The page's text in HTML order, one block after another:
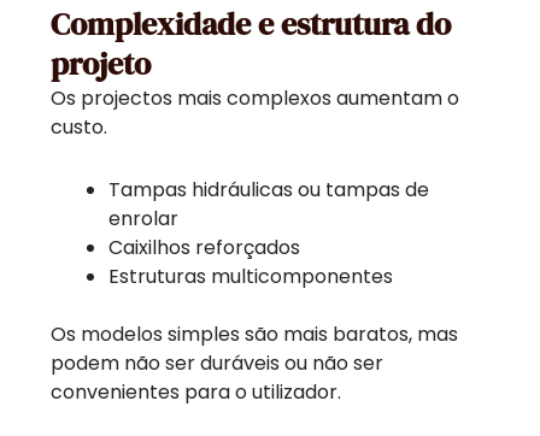
Complexidade e estrutura do
projeto
Os projectos mais complexos aumentam o
custo.
Tampas hidráulicas ou tampas de
enrolar
Caixilhos reforçados
Estruturas multicomponentes
Os modelos simples são mais baratos, mas
podem não ser duráveis ou não ser
convenientes para o utilizador.